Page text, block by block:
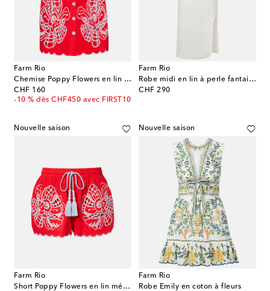
Farm Rio
Chemise Poppy Flowers en lin mélangé
CHF 160
original price
-10 % dès CHF450 avec FIRST10
Farm Rio
Robe midi en lin à perle fantaisie
CHF 290
original price
Nouvelle saison
Farm Rio
Short Poppy Flowers en lin mélangé
Nouvelle saison
Farm Rio
Robe Emily en coton à fleurs